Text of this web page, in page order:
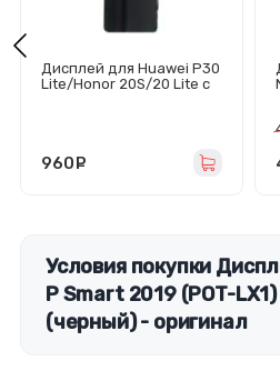
Дисплей для Huawei P30
Lite/Honor 20S/20 Lite с
960
Условия покупки
P Smart 2019 (POT-
(черный) - оригинал